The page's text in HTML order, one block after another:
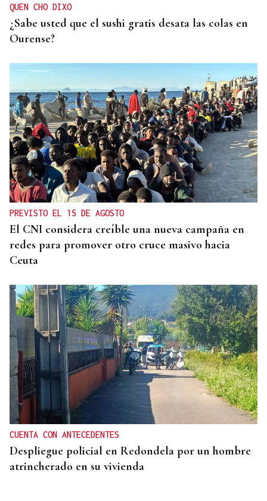
QUEN CHO DIXO
¿Sabe usted que el sushi gratis desata las colas en
Ourense?
PREVISTO EL 15 DE AGOSTO
El CNI considera creíble una nueva campaña en
redes para promover otro cruce masivo hacia
Ceuta
CUENTA CON ANTECEDENTES
Despliegue policial en Redondela por un hombre
atrincherado en su vivienda